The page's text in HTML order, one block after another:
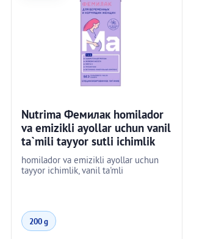
Nutrima Фемилак homilador
va emizikli ayollar uchun vanil
ta`mili tayyor sutli ichimlik
homilador va emizikli ayollar uchun
tayyor ichimlik, vanil ta'mli
200 g